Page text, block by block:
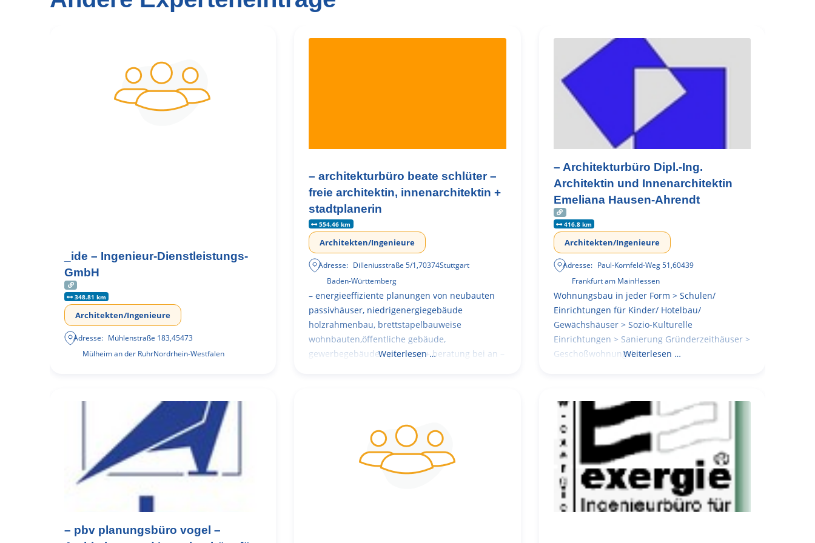
_ide – Ingenieur-Dienstleistungs-
GmbH
348.81 km
Architekten/Ingenieure
Adresse: Mühlenstraße 183,45473
Mülheim an der RuhrNordrhein-Westfalen
– architekturbüro beate schlüter –
freie architektin, innenarchitektin +
stadtplanerin
554.46 km
Architekten/Ingenieure
Adresse: Dilleniusstraße 5/1,70374Stuttgart
Baden-Württemberg
– energieeffiziente planungen von neubauten
passivhäuser, niedrigenergiegebäude
holzrahmenbau, brettstapelbauweise
wohnbauten,öffentliche gebäude,
gewerbegebäude – planung + beratung bei an –
Weiterlesen …
– Architekturbüro Dipl.-Ing.
Architektin und Innenarchitektin
Emeliana Hausen-Ahrendt
416.8 km
Architekten/Ingenieure
Adresse: Paul-Kornfeld-Weg 51,60439
Frankfurt am MainHessen
Wohnungsbau in jeder Form > Schulen/
Einrichtungen für Kinder/ Hotelbau/
Gewächshäuser > Sozio-Kulturelle
Einrichtungen > Sanierung Gründerzeithäuser >
GeschoßwohnungsbauWeiterlesen …
– pbv planungsbüro vogel –